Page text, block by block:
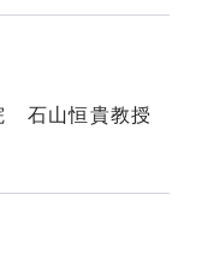
石山恒貴教授